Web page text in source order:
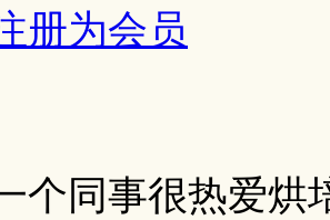
册为会员
个同事很热爱烘